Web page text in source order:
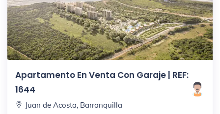
Apartamento En Venta Con Garaje | REF:
1644
Juan de Acosta, Barranquilla